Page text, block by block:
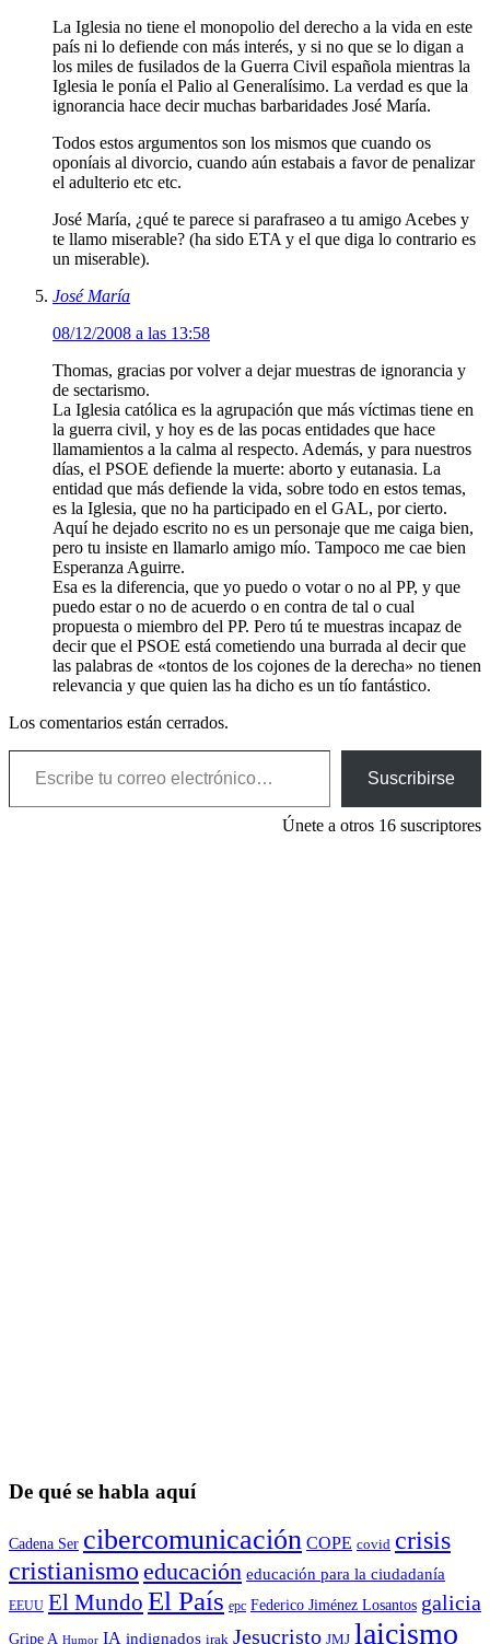
La Iglesia no tiene el monopolio del derecho a la vida en este
país ni lo defiende con más interés, y si no que se lo digan a
los miles de fusilados de la Guerra Civil española mientras la
Iglesia le ponía el Palio al Generalísimo. La verdad es que la
ignorancia hace decir muchas barbaridades José María.
Todos estos argumentos son los mismos que cuando os
oponíais al divorcio, cuando aún estabais a favor de penalizar
el adulterio etc etc.
José María, ¿qué te parece si parafraseo a tu amigo Acebes y
te llamo miserable? (ha sido ETA y el que diga lo contrario es
un miserable).
José María
08/12/2008 a las 13:58
Thomas, gracias por volver a dejar muestras de ignorancia y
de sectarismo.
La Iglesia católica es la agrupación que más víctimas tiene en
la guerra civil, y hoy es de las pocas entidades que hace
llamamientos a la calma al respecto. Además, y para nuestros
días, el PSOE defiende la muerte: aborto y eutanasia. La
entidad que más defiende la vida, sobre todo en estos temas,
es la Iglesia, que no ha participado en el GAL, por cierto.
Aquí he dejado escrito no es un personaje que me caiga bien,
pero tu insiste en llamarlo amigo mío. Tampoco me cae bien
Esperanza Aguirre.
Esa es la diferencia, que yo puedo o votar o no al PP, y que
puedo estar o no de acuerdo o en contra de tal o cual
propuesta o miembro del PP. Pero tú te muestras incapaz de
decir que el PSOE está cometiendo una burrada al decir que
las palabras de «tontos de los cojones de la derecha» no tienen
relevancia y que quien las ha dicho es un tío fantástico.
Los comentarios están cerrados.
Escribe tu correo electrónico…
Suscribirse
Únete a otros 16 suscriptores
De qué se habla aquí
Cadena Ser cibercomunicación COPE covid crisis
cristianismo educación educación para la ciudadaní­a
EEUU El Mundo El País epc Federico Jiménez Losantos galicia
Gripe A Humor IA indignados irak Jesucristo JMJ laicismo